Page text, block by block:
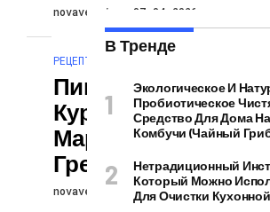
novaversion 07.04.2026
РЕЦЕПТЫ
Пикантная
Курица В
Маринаде По-
Гречески
novaversion 07.04.2026
В Тренде
Экологическое И
Пробиотическое
Средство Для Дома
Комбучи (чайный
Нетрадиционный
Который Можно
Для Очистки